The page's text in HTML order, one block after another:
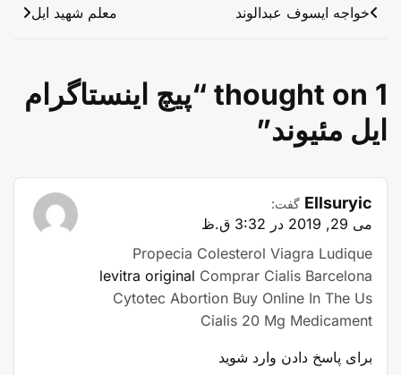
راهبری
خواجه ایسوف عبدالوند معلم شهید ایل
1 thought on “
پیچ اینستاگرام
ایل مئیوند”
Ellsuryic گفت:
می 29, 2019 در 3:32 ق.ظ
Propecia Colesterol Viagra Ludique
levitra original Comprar Cialis Barcelona
Cytotec Abortion Buy Online In The Us
Cialis 20 Mg Medicament
برای پاسخ دادن وارد شوید